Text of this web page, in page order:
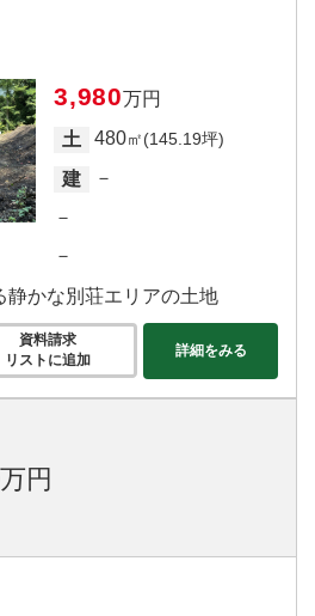
3,980万円
土
480㎡(145.19坪)
建
－
－
－
静かな別荘エリアの土地
資料請求
リストに追加
詳細をみる
円